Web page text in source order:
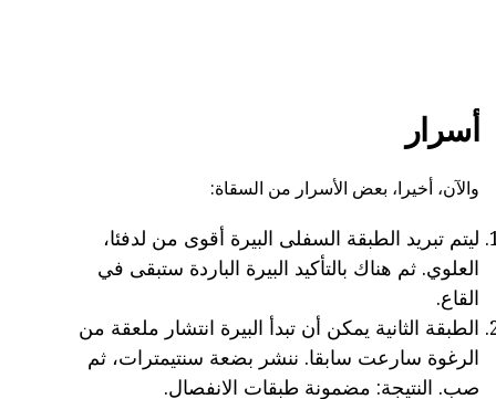
أسرار
والآن، أخيرا، بعض الأسرار من السقاة:
ليتم تبريد الطبقة السفلى البيرة أقوى من لدفئا،
العلوي. ثم هناك بالتأكيد البيرة الباردة ستبقى في
القاع.
الطبقة الثانية يمكن أن تبدأ البيرة انتشار ملعقة من
الرغوة سارعت سابقا. ننشر بضعة سنتيمترات، ثم
صب. النتيجة: مضمونة طبقات الانفصال.